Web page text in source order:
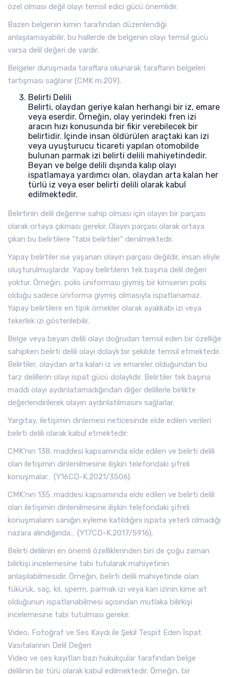
özel olması değil olayı temsil edici gücü önemlidir.
Bazen belgenin kimin tarafından düzenlendiği
anlaşılamayabilir, bu hallerde de belgenin olayı temsil gücü
varsa delil değeri de vardır.
Belgeler duruşmada taraflara okunarak tarafların belgeleri
tartışması sağlanır (CMK m.209).
Belirti Delili
Belirti, olaydan geriye kalan herhangi bir iz, emare
veya eserdir. Örneğin, olay yerindeki fren izi
aracın hızı konusunda bir fikir verebilecek bir
belirtidir. İçinde insan öldürülen araçtaki kan izi
veya uyuşturucu ticareti yapılan otomobilde
bulunan parmak izi belirti delili mahiyetindedir.
Beyan ve belge delili dışında kalıp olayı
ispatlamaya yardımcı olan, olaydan arta kalan her
türlü iz veya eser belirti delili olarak kabul
edilmektedir.
Belirtinin delil değerine sahip olması için olayın bir parçası
olarak ortaya çıkması gerekir. Olayın parçası olarak ortaya
çıkan bu belirtilere “tabii belirtiler” denilmektedir.
Yapay belirtiler ise yaşanan olayın parçası değildir, insan eliyle
oluşturulmuşlardır. Yapay belirtilerin tek başına delil değeri
yoktur. Örneğin, polis üniforması giymiş bir kimsenin polis
olduğu sadece üniforma giymiş olmasıyla ispatlanamaz.
Yapay belirtilere en tipik örnekler olarak ayakkabı izi veya
tekerlek izi gösterilebilir.
Belge veya beyan delili olayı doğrudan temsil eden bir özelliğe
sahipken belirti delili olayı dolaylı bir şekilde temsil etmektedir.
Belirtiler, olaydan arta kalan iz ve emareler olduğundan bu
tarz delillerin olayı ispat gücü dolaylıdır. Belirtiler tek başına
maddi olayı aydınlatamadığından diğer delillerle birlikte
değerlendirilerek olayın aydınlatılmasını sağlarlar.
Yargıtay, iletişimin dinlemesi neticesinde elde edilen verileri
belirti delili olarak kabul etmektedir:
CMK’nın 138. maddesi kapsamında elde edilen ve belirti delili
olan iletişimin dinlenilmesine ilişkin telefondaki şifreli
konuşmalar… (Y16CD-K.2021/3506).
CMK’nın 135. maddesi kapsamında elde edilen ve belirti delili
olan iletişimin dinlenilmesine ilişkin telefondaki şifreli
konuşmaların sanığın eyleme katıldığını ispata yeterli olmadığı
nazara alındığında… (Y17CD-K.2017/5916).
Belirti delilinin en önemli özelliklerinden biri de çoğu zaman
bilirkişi incelemesine tabi tutularak mahiyetinin
anlaşılabilmesidir. Örneğin, belirti delili mahiyetinde olan
tükürük, saç, kıl, sperm, parmak izi veya kan izinin kime ait
olduğunun ispatlanabilmesi açısından mutlaka bilirkişi
incelemesine tabi tutulması gerekir.
Video, Fotoğraf ve Ses Kaydı ile Şekil Tespit Eden İspat
Vasıtalarının Delil Değeri
Video ve ses kayıtları bazı hukukçular tarafından belge
delilinin bir türü olarak kabul edilmektedir. Örneğin, bir